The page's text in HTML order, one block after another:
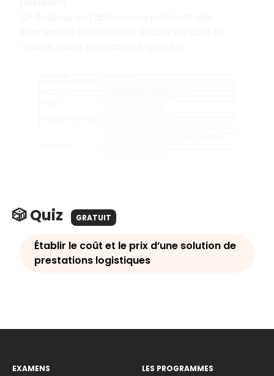
🎲 Quiz GRATUIT
Établir le coût et le prix d’une solution de
prestations logistiques
EXAMENS LES PROGRAMMES